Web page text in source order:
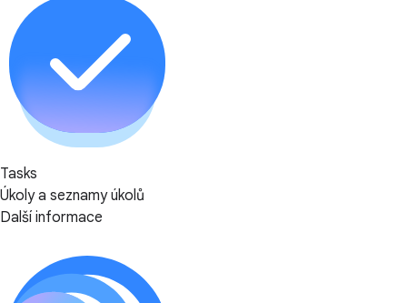
Tasks
Úkoly a seznamy úkolů
Další informace